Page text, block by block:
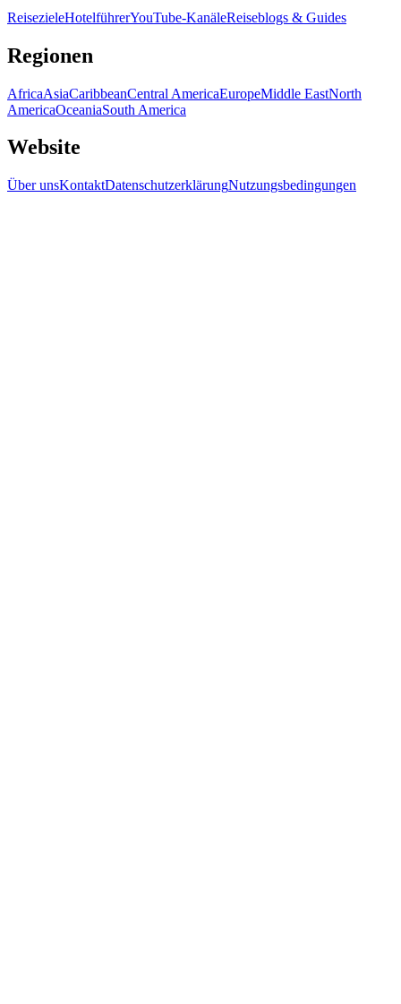
ReisezieleHotelführerYouTube-KanäleReiseblogs & Guides
Regionen
AfricaAsiaCaribbeanCentral AmericaEuropeMiddle EastNorth
AmericaOceaniaSouth America
Website
Über unsKontaktDatenschutzerklärungNutzungsbedingungen